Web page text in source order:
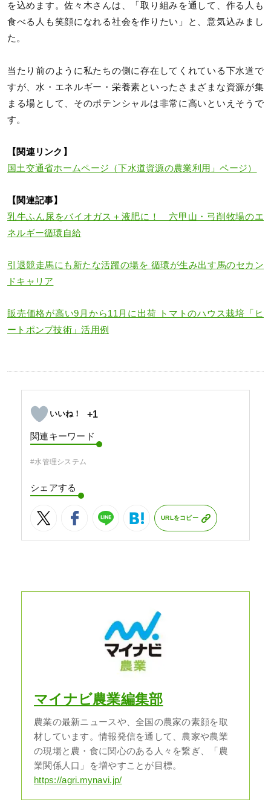
を込めます。佐々木さんは、「取り組みを通して、作る人も
食べる人も笑顔になれる社会を作りたい」と、意気込みまし
た。
当たり前のように私たちの側に存在してくれている下水道で
すが、水・エネルギー・栄養素といったさまざまな資源が集
まる場として、そのポテンシャルは非常に高いといえそうで
す。
【関連リンク】
国土交通省ホームページ（下水道資源の農業利用」ページ）
【関連記事】
乳牛ふん尿をバイオガス＋液肥に！ 六甲山・弓削牧場のエ
ネルギー循環自給
引退競走馬にも新たな活躍の場を 循環が生み出す馬のセカン
ドキャリア
販売価格が高い9月から11月に出荷 トマトのハウス栽培「ヒ
ートポンプ技術」活用例
+1
関連キーワード
#水管理システム
シェアする
URLをコピー
マイナビ農業編集部
農業の最新ニュースや、全国の農家の素顔を取
材しています。情報発信を通して、農家や農業
の現場と農・食に関心のある人々を繋ぎ、「農
業関係人口」を増やすことが目標。
https://agri.mynavi.jp/